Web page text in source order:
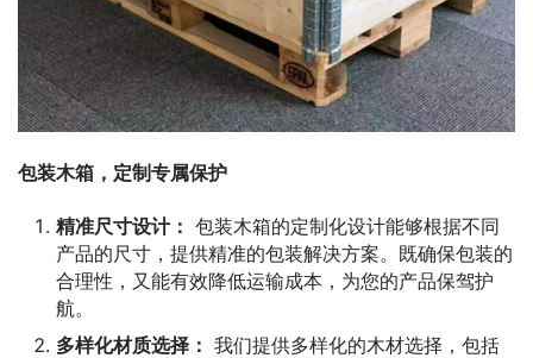
包装木箱，定制专属保护
精准尺寸设计： 包装木箱的定制化设计能够根据不同
产品的尺寸，提供精准的包装解决方案。既确保包装的
合理性，又能有效降低运输成本，为您的产品保驾护
航。
多样化材质选择： 我们提供多样化的木材选择，包括